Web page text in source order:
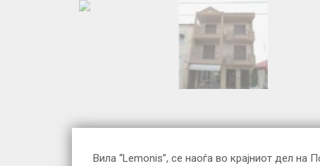
Вила “Lemonis”, се наоѓа во крајниот дел на